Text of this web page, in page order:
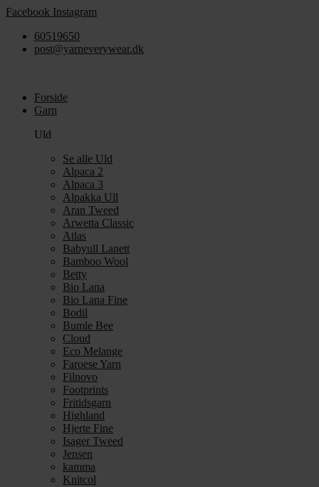
Videre
indhold
Facebook Instagram
60519650
post@yarneverywear.dk
Forside
Garn
Uld
Se alle Uld
Alpaca 2
Alpaca 3
Alpakka Ull
Aran Tweed
Arwetta Classic
Atlas
Babyull Lanett
Bamboo Wool
Betty
Bio Lana
Bio Lana Fine
Bodil
Bumle Bee
Cloud
Eco Melange
Faroese Yarn
Filnovo
Footprints
Fritidsgarn
Highland
Hjerte Fine
Isager Tweed
Jensen
kamma
Knitcol